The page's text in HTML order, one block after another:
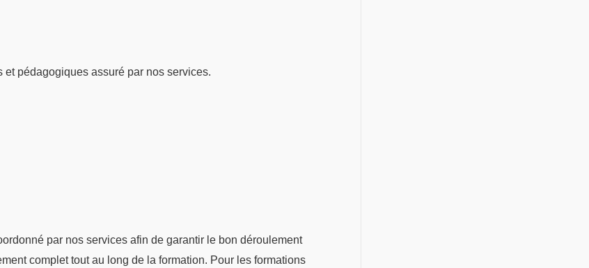
pédagogiques assuré par nos services.
par nos services afin de garantir le bon déroulement
complet tout au long de la formation. Pour les formations